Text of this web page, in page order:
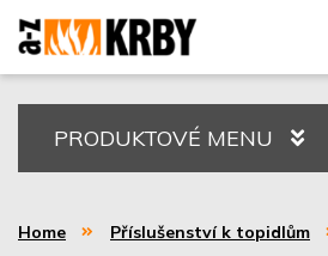
PRODUKTOVÉ MENU
Home Příslušenství k topidlům